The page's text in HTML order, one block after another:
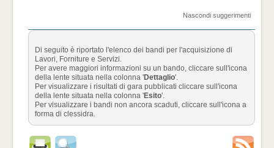
Nascondi suggerimenti
Di seguito è riportato l'elenco dei bandi per l'acquisizione di
Lavori, Forniture e Servizi.
Per avere maggiori informazioni su un bando, cliccare sull'icona
della lente situata nella colonna 'Dettaglio'.
Per visualizzare i risultati di gara pubblicati cliccare sull'icona
della lente situata nella colonna 'Esito'.
Per visualizzare i bandi non ancora scaduti, cliccare sull'icona a
forma di clessidra.